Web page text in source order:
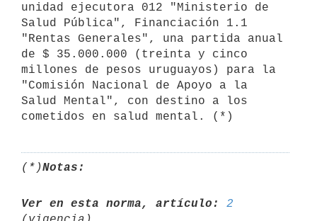
unidad ejecutora 012 "Ministerio de
Salud Pública", Financiación 1.1
"Rentas Generales", una partida anual
de $ 35.000.000 (treinta y cinco
millones de pesos uruguayos) para la
"Comisión Nacional de Apoyo a la
Salud Mental", con destino a los
(*)Notas:
Ver en esta norma, artículo:
2